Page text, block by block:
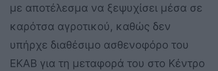
με αποτέλεσμα να ξεψυχίσει μέσα σε
καρότσα αγροτικού, καθώς δεν
υπήρχε διαθέσιμο ασθενοφόρο του
ΕΚΑΒ για τη μεταφορά του στο Κέντρο